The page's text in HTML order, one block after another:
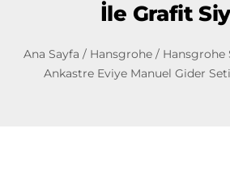
İle Grafit
Ana Sayfa / Hansgrohe / Hansgrohe
Ankastre Eviye Manuel Gider